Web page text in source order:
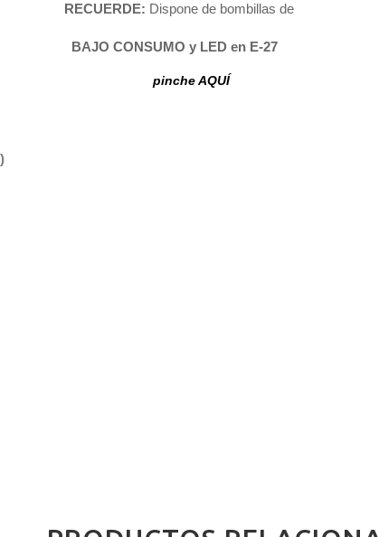
RECUERDE: Dispone de bombillas de
cm BAJO CONSUMO y LED en E-27
pinche AQUÍ